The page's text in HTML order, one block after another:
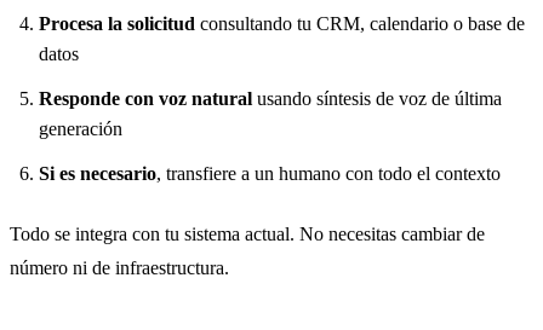
Procesa la solicitud consultando tu CRM, calendario o base de
datos
Responde con voz natural usando síntesis de voz de última
generación
Si es necesario, transfiere a un humano con todo el contexto
Todo se integra con tu sistema actual. No necesitas cambiar de
número ni de infraestructura.